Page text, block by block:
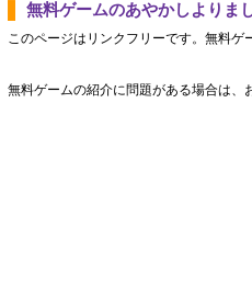
無料ゲームのあやかしよりま
このページはリンクフリーです。無料ゲ
無料ゲームの紹介に問題がある場合は、